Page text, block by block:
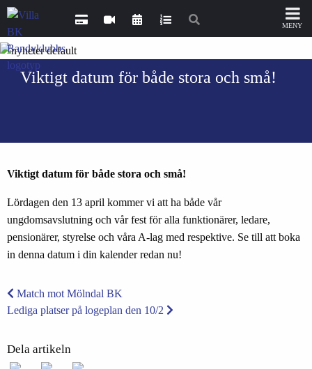
Viktigt datum för både stora och små!
Viktigt datum för både stora och små!
Lördagen den 13 april kommer vi att ha både vår
ungdomsavslutning och vår fest för alla funktionärer, ledare,
pensionärer, styrelse och våra A-lag med respektive. Se till att boka
in denna datum i din kalender redan nu!
Match mot Mölndal BK
Lediga platser på logeplan den 10/2
Dela artikeln